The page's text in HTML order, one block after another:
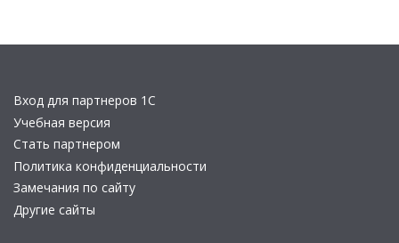
Вход для партнеров 1С
Учебная версия
Стать партнером
Политика конфиденциальности
Замечания по сайту
Другие сайты